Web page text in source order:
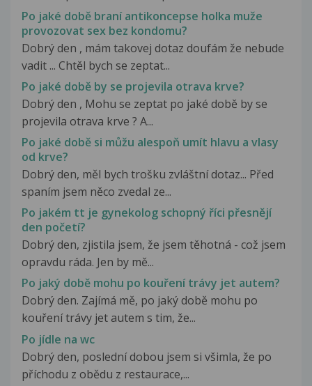
Po jaké době braní antikoncepse holka muže
provozovat sex bez kondomu?
Dobrý den , mám takovej dotaz doufám že nebude
vadit ... Chtěl bych se zeptat...
Po jaké době by se projevila otrava krve?
Dobrý den , Mohu se zeptat po jaké době by se
projevila otrava krve ? A...
Po jaké době si můžu alespoň umít hlavu a vlasy
od krve?
Dobrý den, měl bych trošku zvláštní dotaz... Před
spaním jsem něco zvedal ze...
Po jakém tt je gynekolog schopný říci přesnějí
den početí?
Dobrý den, zjistila jsem, že jsem těhotná - což jsem
opravdu ráda. Jen by mě...
Po jaký době mohu po kouření trávy jet autem?
Dobrý den. Zajímá mě, po jaký době mohu po
kouření trávy jet autem s tim, že...
Po jídle na wc
Dobrý den, poslední dobou jsem si všimla, že po
příchodu z obědu z restaurace,...